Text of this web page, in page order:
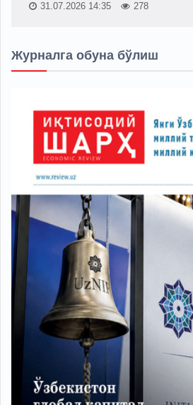
31.07.2026 14:35 278
Журналга обуна бўлиш